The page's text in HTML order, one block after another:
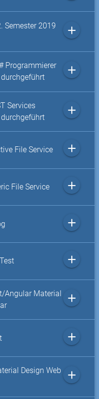
Semester 2019
add
Programmierer
add
Services
add
File Service add
File Service add
add
add
Angular Material
add
add
Design Web
add